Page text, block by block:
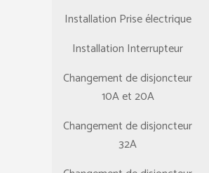
Installation Prise électrique
Installation Interrupteur
Changement de disjoncteur
10A et 20A
Changement de disjoncteur
32A